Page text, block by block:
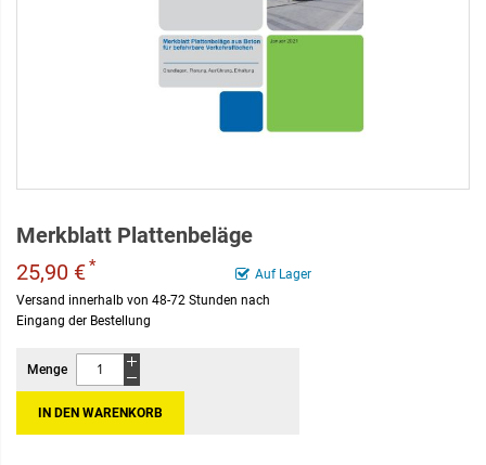
Merkblatt Plattenbeläge
Auf Lager
25,90 €*
Versand innerhalb von 48-72 Stunden nach
Eingang der Bestellung
Menge
IN DEN WARENKORB